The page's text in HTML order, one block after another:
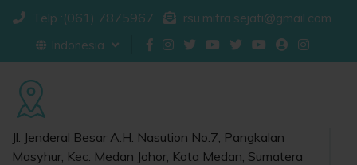
Telp :(061) 7875967 rsu.mitra.sejati@gmail.com
Indonesia
Jl. Jenderal Besar A.H. Nasution No.7, Pangkalan
Masyhur, Kec. Medan Johor, Kota Medan, Sumatera